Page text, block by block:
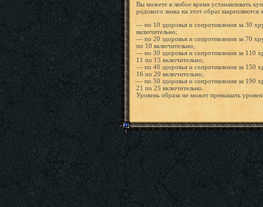
Вы можете в любое время устанавливать
родового знака на этот образ
— по 10 здоровья и сопротивления за 30
включительно;
— по 20 здоровья и сопротивления за 70
по 10 включительно;
— по 30 здоровья и сопротивления за 110
11 по 15 включительно;
— по 40 здоровья и сопротивления за 150
16 по 20 включительно;
— по 50 здоровья и сопротивления за 190
21 по 25 включительно.
Уровень образа не может превышать